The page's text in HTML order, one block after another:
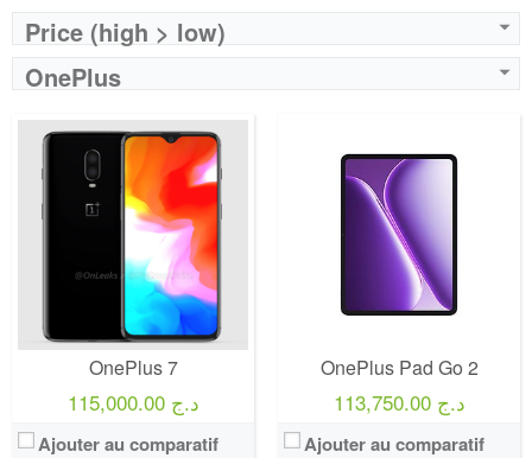
Price (high > low)
OnePlus
OnePlus 7
115,000.00 د.ج
Ajouter au comparatif
OnePlus Pad Go 2
113,750.00 د.ج
Ajouter au comparatif